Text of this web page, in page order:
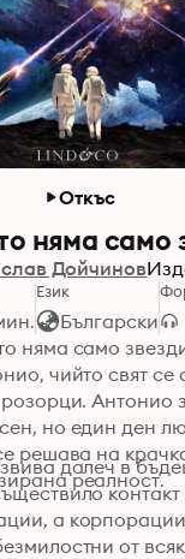
Откъс
няма само
Дойчинов
Език
Български
няма само
чийто свят се
Антонио
но един ден
решава на
реалност.
далеч в
контакт
а
от